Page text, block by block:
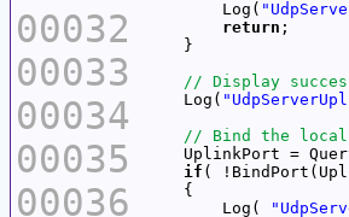
00032
00033
00034
00035
00036
        Log(
return
    Log(
UplinkPort =
if (
        Log(